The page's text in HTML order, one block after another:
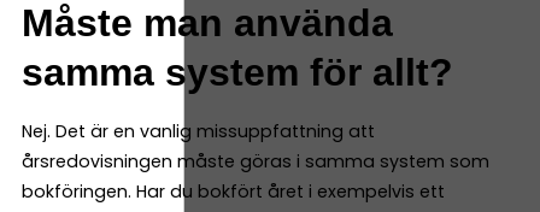
Måste man använda
samma system för allt?
Nej. Det är en vanlig missuppfattning att
årsredovisningen måste göras i samma system som
bokföringen. Har du bokfört året i exempelvis ett